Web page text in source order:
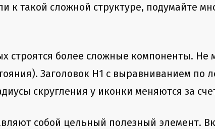
к такой сложной структуре, подумайте
более сложные компоненты. Не
Заголовок H1 с выравниванием по
скругления у иконки меняются за
собой цельный полезный элемент.